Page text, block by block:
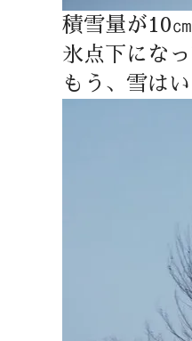
積雪量が10
氷点下にな
もう、雪は